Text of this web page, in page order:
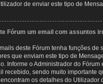
de enviar este tipo de
Fórum um email com assuntos
deste Fórum tenha funções de
que enviam este tipo de
Informe o Administrador do Fórum
recebido, sendo muito importante
os detalhes do Utilizador